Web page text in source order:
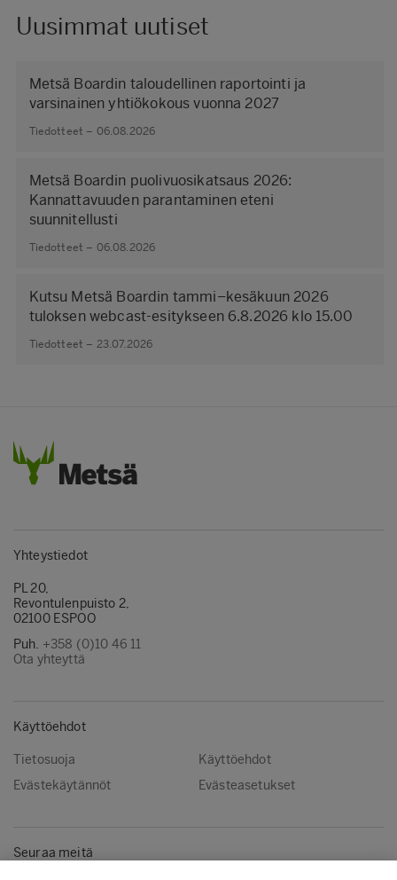
Uusimmat uutiset
Metsä Boardin taloudellinen raportointi ja
varsinainen yhtiökokous vuonna 2027
Tiedotteet – 06.08.2026
Metsä Boardin puolivuosikatsaus 2026:
Kannattavuuden parantaminen eteni
suunnitellusti
Tiedotteet – 06.08.2026
Kutsu Metsä Boardin tammi–kesäkuun 2026
tuloksen webcast-esitykseen 6.8.2026 klo 15.00
Tiedotteet – 23.07.2026
Yhteystiedot
PL 20,
Revontulenpuisto 2,
02100 ESPOO
Puh. +358 (0)10 46 11
Ota yhteyttä
Käyttöehdot
Tietosuoja
Käyttöehdot
Evästekäytännöt
Evästeasetukset
Seuraa meitä